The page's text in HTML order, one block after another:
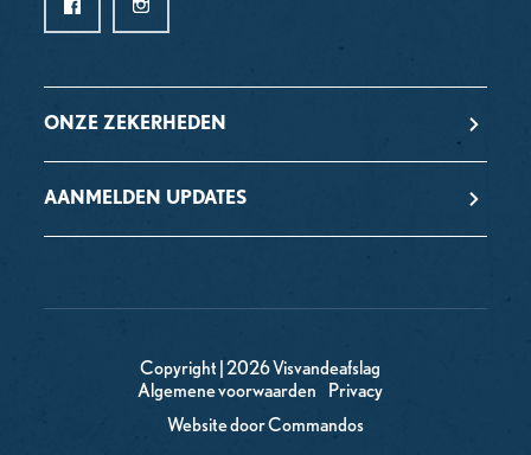
ONZE ZEKERHEDEN
AANMELDEN UPDATES
Copyright | 2026 Visvandeafslag
Algemene voorwaarden
Privacy
Website door Commandos